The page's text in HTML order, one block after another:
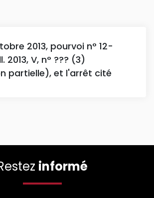
2013, pourvoi n° 12-
2013, V, n° ??? (3)
partielle), et l'arrêt cité
informé